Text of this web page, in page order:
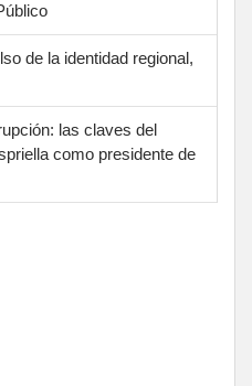
de la identidad regional,
las claves del
como presidente de